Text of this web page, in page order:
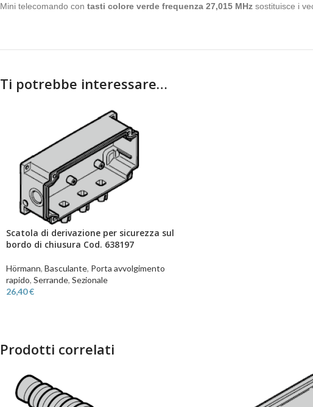
Mini telecomando con tasti colore verde frequenza 27,015 MHz sostituisce i
Ti potrebbe interessare…
Scatola di derivazione per sicurezza sul
bordo di chiusura Cod. 638197
Hörmann, Basculante, Porta avvolgimento
rapido, Serrande, Sezionale
26,40€
Prodotti correlati